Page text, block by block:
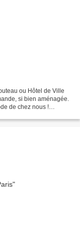
ou Hôtel de Ville
si bien aménagée.
de chez nous !